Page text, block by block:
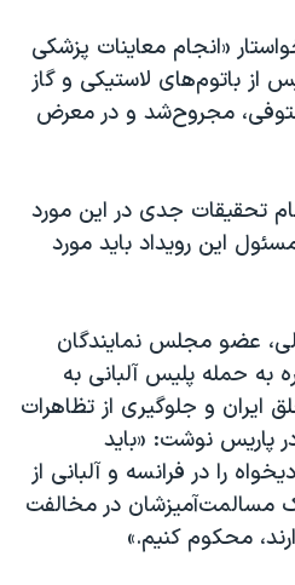
«انجام معاینات پزشکی
از باتوم‌های لاستیکی و گاز
متوفی، مجروح‌شد و در معرض
تحقیقات جدی در این مورد
این رویداد باید مورد
عضو مجلس نمایندگان
به حمله پلیس آلبانی به
ایران و جلوگیری از تظاهرات
پاریس نوشت: «باید
را در فرانسه و آلبانی از
مسالمت‌آمیزشان در مخالفت
محکوم کنیم.»